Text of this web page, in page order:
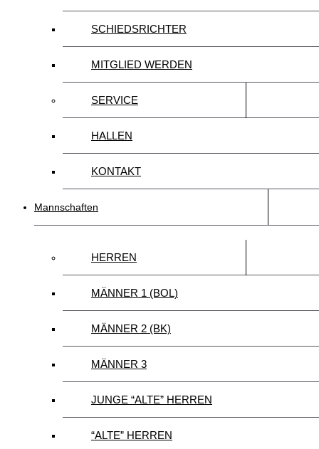
SCHIEDSRICHTER
MITGLIED WERDEN
SERVICE
HALLEN
KONTAKT
Mannschaften
HERREN
MÄNNER 1 (BOL)
MÄNNER 2 (BK)
MÄNNER 3
JUNGE “ALTE” HERREN
“ALTE” HERREN